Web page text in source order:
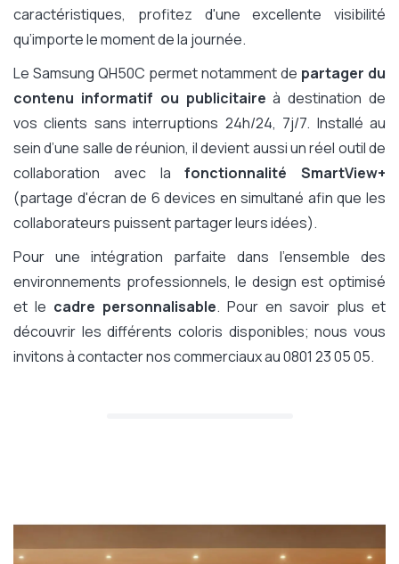
caractéristiques, profitez d'une excellente visibilité
qu’importe le moment de la journée.
Le Samsung QH50C permet notamment de partager du
contenu informatif ou publicitaire à destination de
vos clients sans interruptions 24h/24, 7j/7. Installé au
sein d’une salle de réunion, il devient aussi un réel outil de
collaboration avec lafonctionnalité SmartView+
(partage d'écran de 6 devices en simultané afin que les
collaborateurs puissent partager leurs idées).
Pour une intégration parfaite dans l’ensemble des
environnements professionnels, le design est optimisé
et le cadre personnalisable. Pour en savoir plus et
découvrir les différents coloris disponibles; nous vous
invitons à contacter nos commerciaux au 0801 23 05 05.